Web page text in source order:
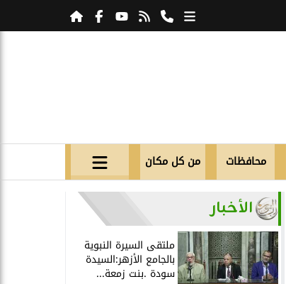
محافظات من كل مكان
الأخبار
ملتقى السيرة النبوية
بالجامع الأزهر:السيدة
سودة .بنت زمعة...